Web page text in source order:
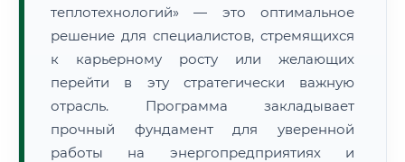
теплотехнологий» — это оптимальное
решение для специалистов, стремящихся
к карьерному росту или желающих
перейти в эту стратегически важную
отрасль. Программа закладывает
прочный фундамент для уверенной
работы на энергопредприятиях и